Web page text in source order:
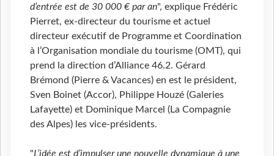
d’entrée est de 30 000 € par an", explique Frédéric
Pierret, ex-directeur du tourisme et actuel
directeur exécutif de Programme et Coordination
à l’Organisation mondiale du tourisme (OMT), qui
prend la direction d’Alliance 46.2. Gérard
Brémond (Pierre & Vacances) en est le président,
Sven Boinet (Accor), Philippe Houzé (Galeries
Lafayette) et Dominique Marcel (La Compagnie
des Alpes) les vice-présidents.
"L’idée est d’impulser une nouvelle dynamique à une